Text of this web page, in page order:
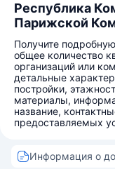
Республика
Парижской
Получите
общее количество
организаций или
детальные
постройки,
материалы,
название,
предоставляемых
Информация о